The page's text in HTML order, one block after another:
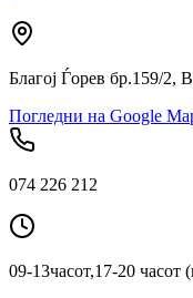
Благој Ѓорев бр.159/2,
Погледни на Google
074 226 212
09-13часот,17-20 часот